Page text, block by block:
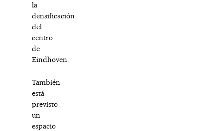
la
densificación
del
centro
de
Eindhoven.
También
está
previsto
un
espacio